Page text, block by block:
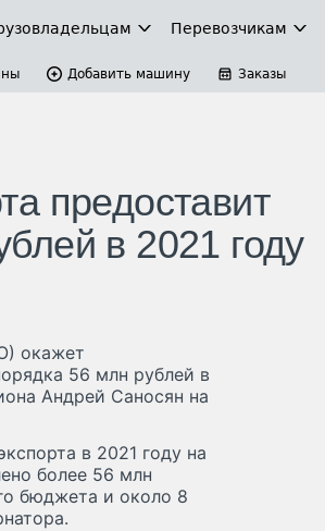
Перевозчикам
Добавить машину Заказы
предоставит
в 2021 году
окажет
56 млн рублей в
Андрей Саносян на
в 2021 году на
более 56 млн
бюджета и около 8